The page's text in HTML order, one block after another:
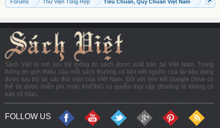
Forums Thư Viện Tổng Hợp Tiêu Chuẩn, Quy Chuẩn Việt Nam
Sách Việt là nơi lưu trữ thông tin sách được xuất bản tại Việt Nam. Trong
thông tin giới thiệu của mỗi sách thường có liên kết nguồn của tài liệu đang
được lưu trữ tại các thư viện của Việt Nam. Đối với liên kết Google Drive có
thể tải được miễn phí hoặc KHÔNG có quyền truy cập (thường là không có
bản số hóa).
FOLLOW US